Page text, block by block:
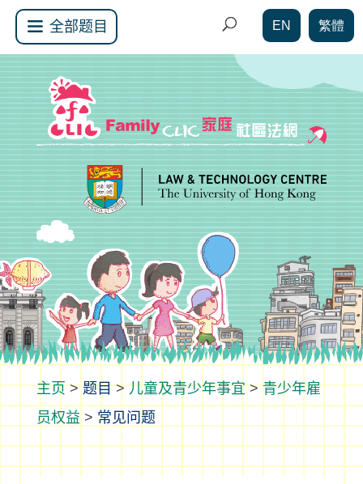
全部题目 EN 繁體
>题目>儿童及青少年事宜>青少年雇
员权益 > 常见问题